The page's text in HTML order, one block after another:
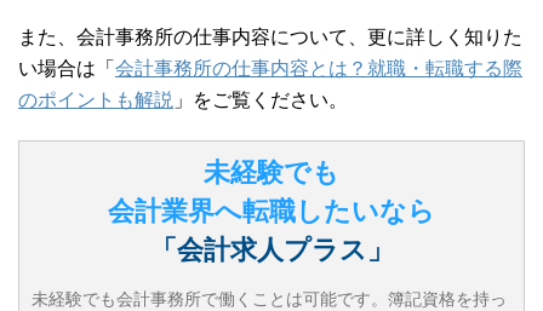
また、会計事務所の仕事内容について、更に詳しく知りた
い場合は「 会計事務所の仕事内容とは？就職・転職する際
のポイントも解説 」をご覧ください。
未経験でも
会計業界へ転職したいなら
「会計求人プラス」
未経験でも会計事務所で働くことは可能です。簿記資格を持っ